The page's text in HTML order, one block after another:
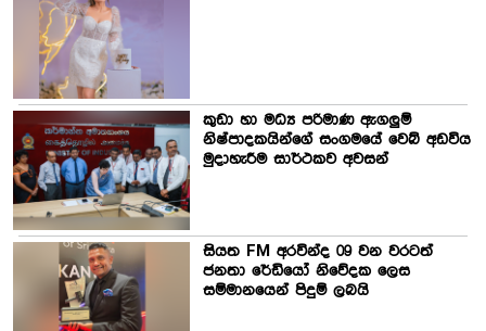
කුඩා හා මධ්‍ය පරිමාණ ඇගලුම්
නිෂ්පාදකයින්ගේ සංගමයේ වෙබ් අඩවිය
මුදාහැරීම සාර්ථකව අවසන්
සියත FM අරවින්ද 09 වන වරටත්
ජනතා රේඩියෝ නිවේදක ලෙස
සම්මානයෙන් පිදුම් ලබයි